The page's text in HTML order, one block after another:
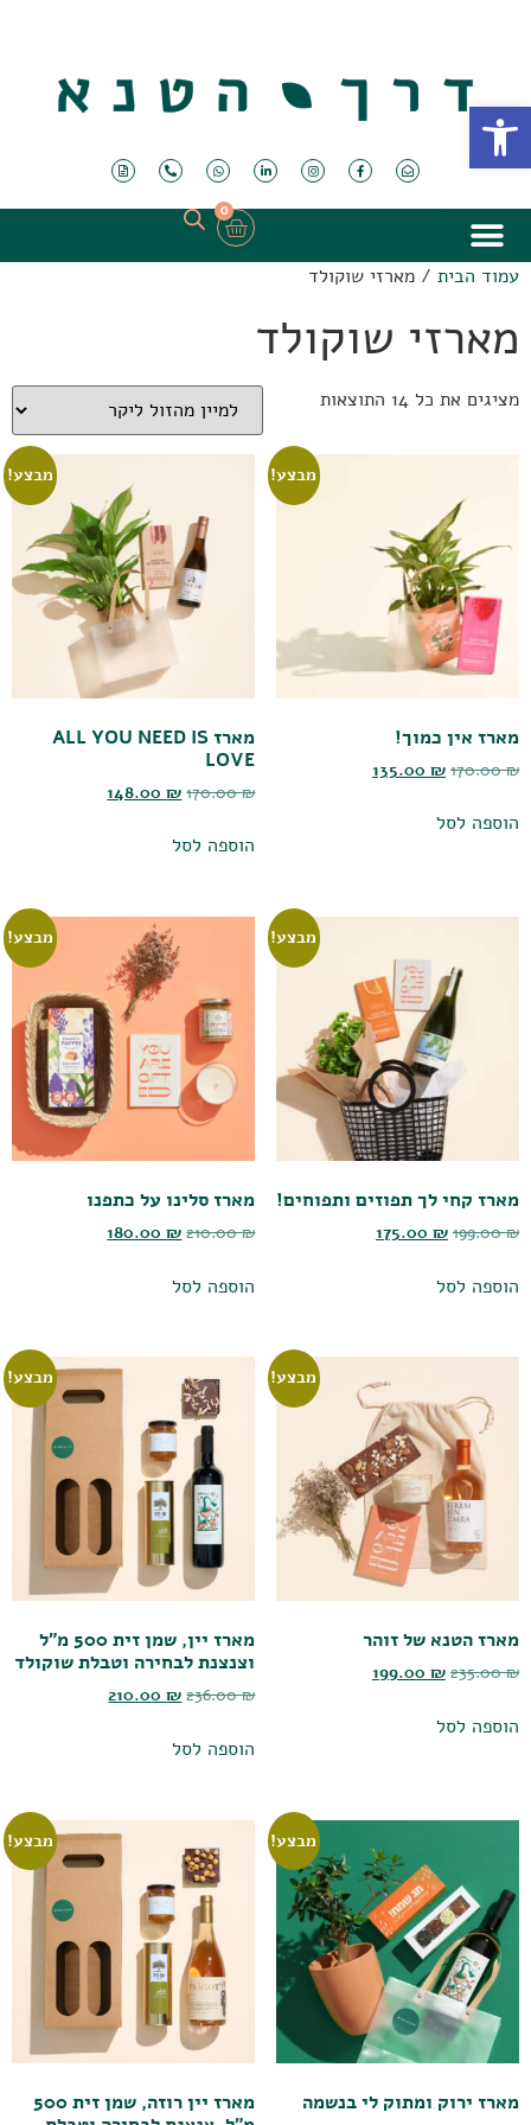
פתח סרגל נגישות
0
עמוד הבית / מארזי שוקולד
מארזי שוקולד
מציגים את כל ⁦14⁩ התוצאות
מבצע!
מארז אין כמוך!
170.00₪
135.00 ₪
הוספה לסל
מבצע!
מארז ALL YOU NEED IS
LOVE
170.00₪
148.00₪
הוספה לסל
מבצע!
מארז קחי לך תפוזים ותפוחים!
199.00₪
175.00 ₪
הוספה לסל
מבצע!
מארז סלינו על כתפנו
210.00₪
180.00₪
הוספה לסל
מבצע!
מארז הטנא של זוהר
235.00₪
199.00 ₪
הוספה לסל
מבצע!
מארז יין, שמן זית 500 מ"ל
וצנצנת לבחירה וטבלת שוקולד
236.00₪
210.00₪
הוספה לסל
מבצע!
מארז ירוק ומתוק לי בנשמה
מבצע!
מארז יין רוזה, שמן זית 500